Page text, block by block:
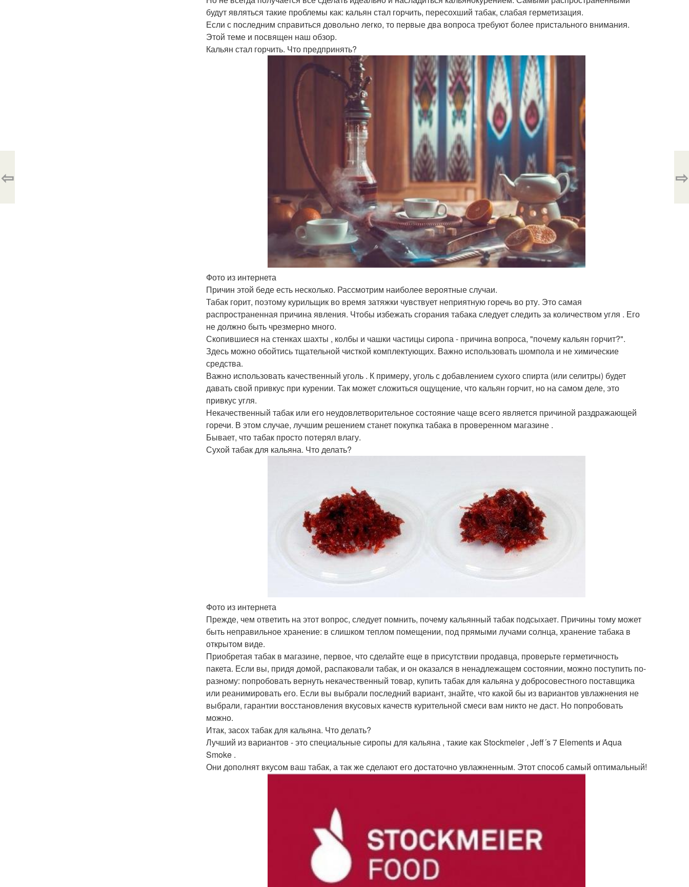
будут являться такие проблемы как: кальян стал горчить, пересохший табак, слабая герметизация.
Если с последним справиться довольно легко, то первые два вопроса требуют более пристального внимания.
Этой теме и посвящен наш обзор.
Кальян стал горчить. Что предпринять?
Фото из интернета
Причин этой беде есть несколько. Рассмотрим наиболее вероятные случаи.
Табак горит, поэтому курильщик во время затяжки чувствует неприятную горечь во рту. Это самая
распространенная причина явления. Чтобы избежать сгорания табака следует следить за количеством угля . Его
не должно быть чрезмерно много.
Скопившиеся на стенках шахты , колбы и чашки частицы сиропа - причина вопроса, "почему кальян горчит?".
Здесь можно обойтись тщательной чисткой комплектующих. Важно использовать шомпола и не химические
средства.
Важно использовать качественный уголь . К примеру, уголь с добавлением сухого спирта (или селитры) будет
давать свой привкус при курении. Так может сложиться ощущение, что кальян горчит, но на самом деле, это
привкус угля.
Некачественный табак или его неудовлетворительное состояние чаще всего является причиной раздражающей
горечи. В этом случае, лучшим решением станет покупка табака в проверенном магазине .
Бывает, что табак просто потерял влагу.
Сухой табак для кальяна. Что делать?
Фото из интернета
Прежде, чем ответить на этот вопрос, следует помнить, почему кальянный табак подсыхает. Причины тому может
быть неправильное хранение: в слишком теплом помещении, под прямыми лучами солнца, хранение табака в
открытом виде.
Приобретая табак в магазине, первое, что сделайте еще в присутствии продавца, проверьте герметичность
пакета. Если вы, придя домой, распаковали табак, и он оказался в ненадлежащем состоянии, можно поступить по-
разному: попробовать вернуть некачественный товар, купить табак для кальяна у добросовестного поставщика
или реанимировать его. Если вы выбрали последний вариант, знайте, что какой бы из вариантов увлажнения не
выбрали, гарантии восстановления вкусовых качеств курительной смеси вам никто не даст. Но попробовать
можно.
Итак, засох табак для кальяна. Что делать?
Лучший из вариантов - это специальные сиропы для кальяна , такие как Stockmeier , Jeff´s 7 Elements и Aqua
Smoke .
Они дополнят вкусом ваш табак, а так же сделают его достаточно увлажненным. Этот способ самый оптимальный!
⇦ ⇨